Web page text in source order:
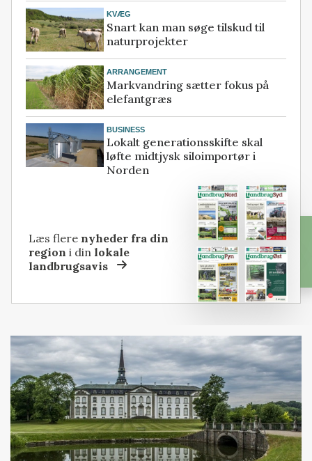
KVÆG
Snart kan man søge tilskud til
naturprojekter
ARRANGEMENT
Markvandring sætter fokus på
elefantgræs
BUSINESS
Lokalt generationsskifte skal
løfte midtjysk siloimportør i
Norden
Læs flere nyheder fra din
region i dinlokale
landbrugsavis